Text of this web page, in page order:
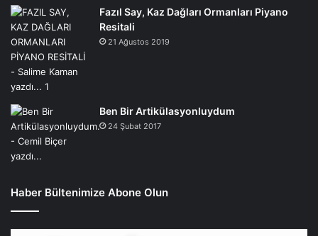
Fazıl Say, Kaz Dağları Ormanları Piyano
Resitali
21 Ağustos 2019
Ben Bir Artikülasyonluydum
24 Şubat 2017
Haber Bültenimize Abone Olun